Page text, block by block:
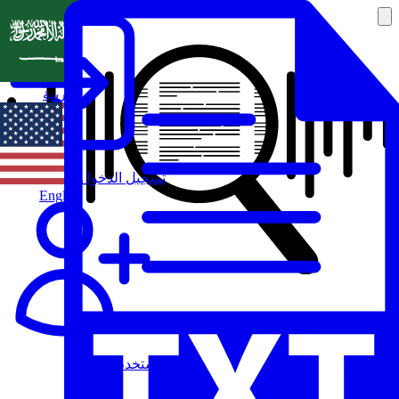
تسجيل الدخول
مستخدم جديد
العربية
English